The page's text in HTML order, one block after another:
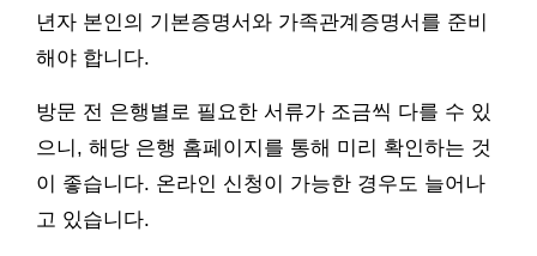
년자 본인의 기본증명서와 가족관계증명서를 준비
해야 합니다.
방문 전 은행별로 필요한 서류가 조금씩 다를 수 있
으니, 해당 은행 홈페이지를 통해 미리 확인하는 것
이 좋습니다. 온라인 신청이 가능한 경우도 늘어나
고 있습니다.